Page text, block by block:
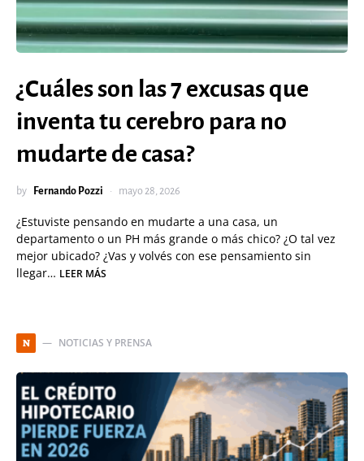
¿Cuáles son las 7 excusas que
inventa tu cerebro para no
mudarte de casa?
by Fernando Pozzi mayo 28, 2026
¿Estuviste pensando en mudarte a una casa, un
departamento o un PH más grande o más chico? ¿O tal vez
mejor ubicado? ¿Vas y volvés con ese pensamiento sin
llegar… LEER MÁS
N NOTICIAS Y PRENSA